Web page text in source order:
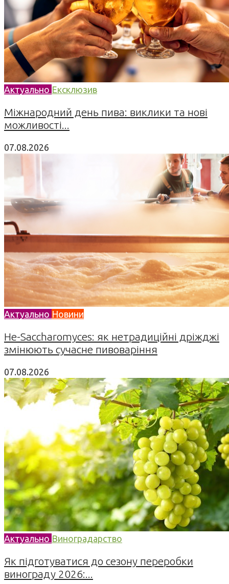
Актуально Ексклюзив
Міжнародний день пива: виклики та нові
можливості...
07.08.2026
Актуально Новини
Не-Saccharomyces: як нетрадиційні дріжджі
змінюють сучасне пивоваріння
07.08.2026
Актуально Виноградарство
Як підготуватися до сезону переробки
винограду 2026:...